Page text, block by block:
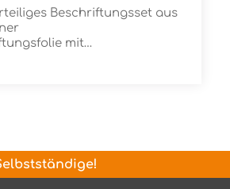
DetailsBeschriftungsset aus
mit
Folie ist Rückstandsfrei